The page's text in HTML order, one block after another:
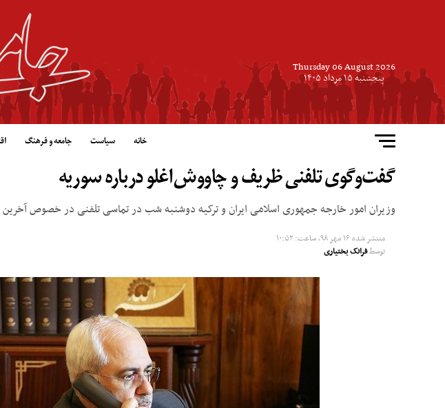
Thursday 06 August 2026
پنجشنبه ۱۵ مرداد ۱۴۰۵
خانه سیاست جامعه و فرهنگ
گفت‌وگوی تلفنی ظریف و چاووش‌اغلو درباره سوریه
وزیران امور خارجه جمهوری اسلامی ایران و ترکیه دوشنبه شب در تماسی تلفنی در خصوص
منتشر شده ۱۶ مهر ۹۸, ساعت: ۱۰:۵۲
توسطفرانک بختیاری